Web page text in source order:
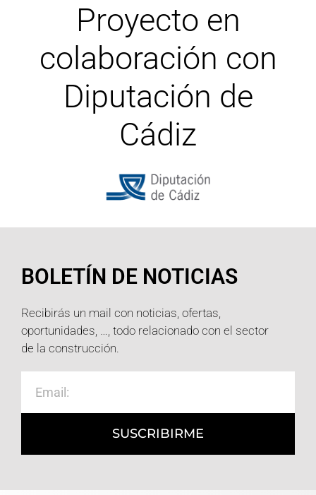
Proyecto en
colaboración con
Diputación de
Cádiz
BOLETÍN DE NOTICIAS
Recibirás un mail con noticias, ofertas,
oportunidades, …, todo relacionado con el sector
de la construcción.
SUSCRIBIRME